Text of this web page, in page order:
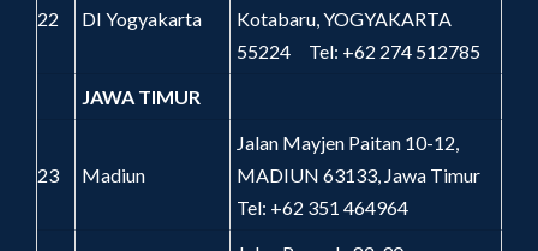
22 DI Yogyakarta
Kotabaru, YOGYAKARTA
55224 Tel: +62 274 512785
JAWA TIMUR
23 Madiun
Jalan Mayjen Paitan 10-12,
MADIUN 63133, Jawa Timur
Tel: +62 351 464964